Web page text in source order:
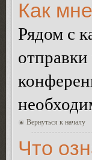
Как
Рядом с
Вернуться к началу
Что